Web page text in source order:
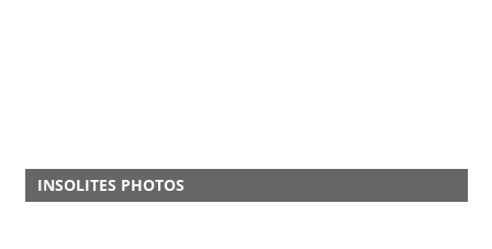
INSOLITES PHOTOS